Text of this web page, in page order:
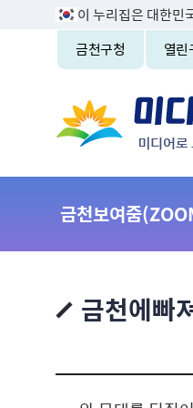
이 누리집은 대한민
금천구청
열린
금천보여줌
금천에빠